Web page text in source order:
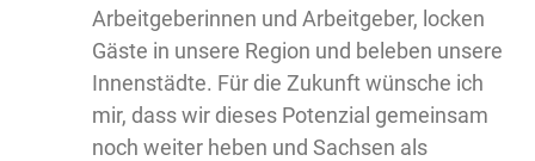
Arbeitgeberinnen und Arbeitgeber, locken
Gäste in unsere Region und beleben unsere
Innenstädte. Für die Zukunft wünsche ich
mir, dass wir dieses Potenzial gemeinsam
noch weiter heben und Sachsen als